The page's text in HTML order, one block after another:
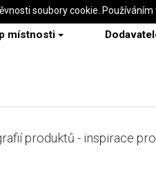
místnosti
produktů - inspirace
soubory cookie.